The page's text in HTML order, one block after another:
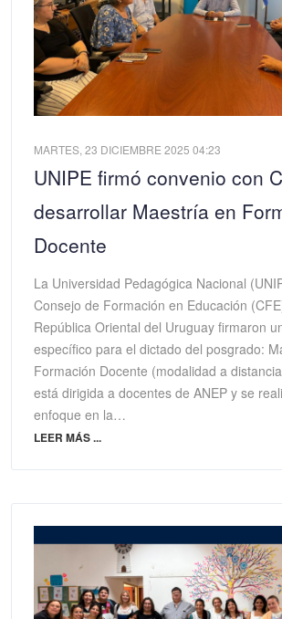
MARTES, 23 DICIEMBRE 2025 04:23
UNIPE firmó convenio con
desarrollar Maestría en
Docente
La Universidad Pedagógica Nacional
Consejo de Formación en Educación
República Oriental del Uruguay firmaron
específico para el dictado del posgrado:
Formación Docente (modalidad a
está dirigida a docentes de ANEP y se
enfoque en la…
LEER MÁS ...